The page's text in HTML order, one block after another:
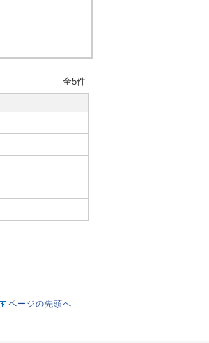
全5件
ページの先頭へ